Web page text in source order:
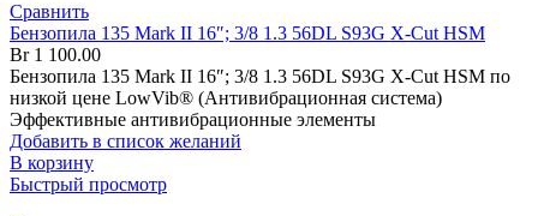
Сравнить
Бензопила 135 Mark II 16″; 3/8 1.3 56DL S93G X-Cut HSM
Br1 100.00
Бензопила 135 Mark II 16″; 3/8 1.3 56DL S93G X-Cut HSM по
низкой цене LowVib® (Антивибрационная система)
Эффективные антивибрационные элементы
Добавить в список желаний
В корзину
Быстрый просмотр